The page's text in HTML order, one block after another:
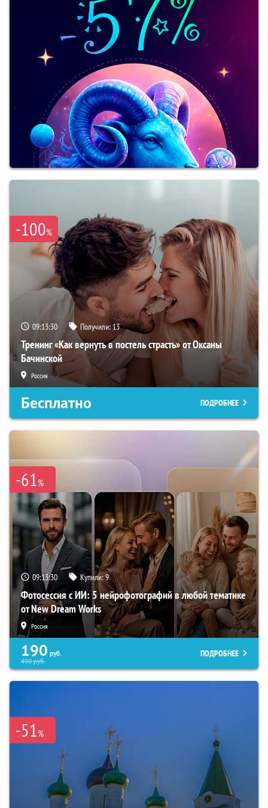
-100%
09:13:29 Получили:13
Тренинг «Как вернуть в постель страсть» от Оксаны
Бачинской
Россия
Бесплатно ПОДРОБНЕЕ
-61%
09:13:29 Купили:9
Фотосессия с ИИ: 5 нейрофотографий в любой тематике
от New Dream Works
Россия
190 руб.
490руб.
ПОДРОБНЕЕ
-51%